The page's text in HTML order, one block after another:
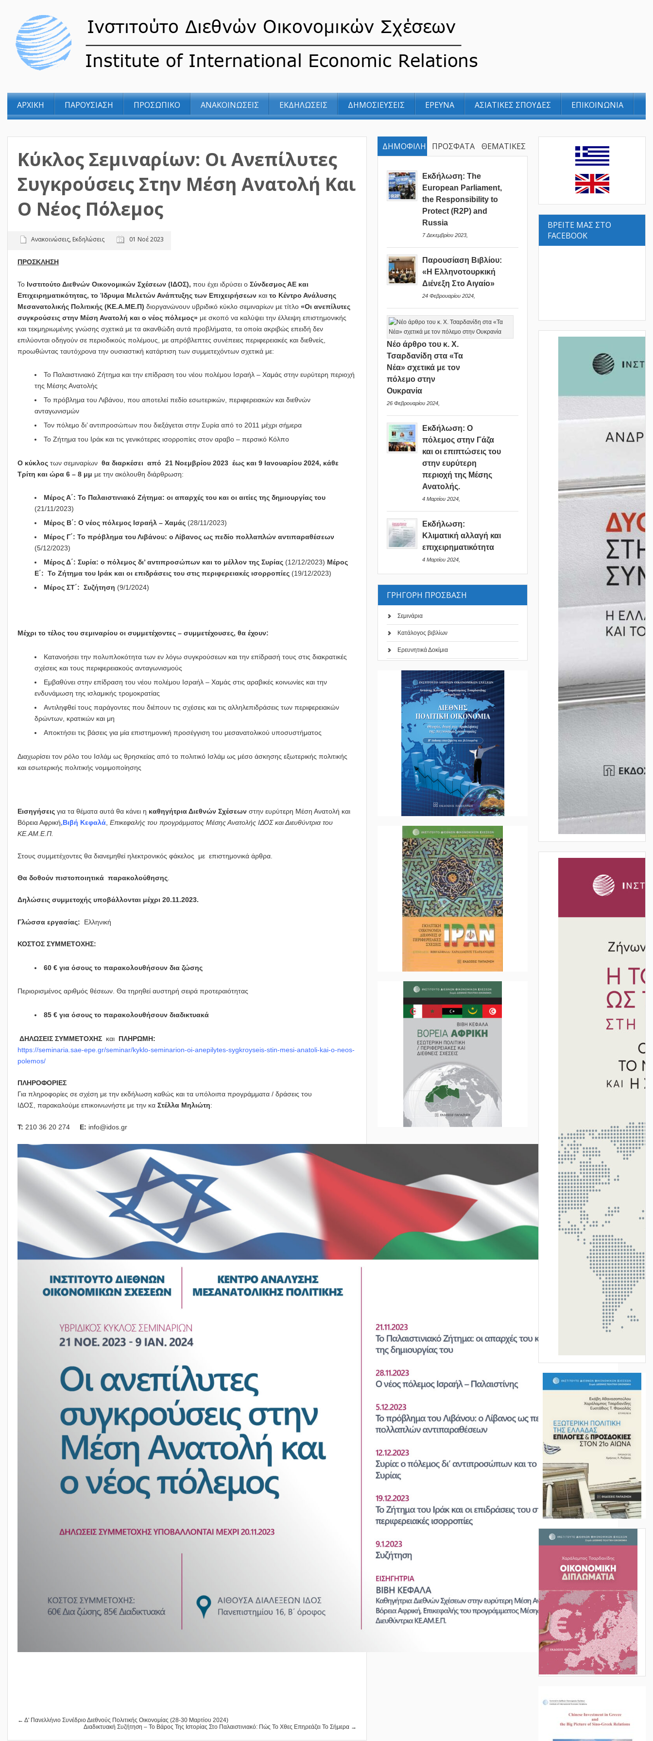
ΑΡΧΙΚΗ ΠΑΡΟΥΣΙΑΣΗ ΠΡΟΣΩΠΙΚΟ ΑΝΑΚΟΙΝΩΣΕΙΣ ΕΚΔΗΛΩΣΕΙΣ ΔΗΜΟΣΙΕΥΣΕΙΣ ΕΡΕΥΝΑ ΑΣΙΑΤΙΚΕΣ ΣΠΟΥΔΕΣ ΕΠΙΚΟΙΝΩΝΙΑ
ΒΡΕΙΤΕ ΜΑΣ ΣΤΟ
FACEBOOK
ΔΗΜΟΦΙΛΗ ΠΡΟΣΦΑΤΑ ΘΕΜΑΤΙΚΕΣ
Eκδήλωση: The
European Parliament,
the Responsibility to
Protect (R2P) and
Russia
7 Δεκεμβρίου 2023,
Παρουσίαση Βιβλίου:
«Η Ελληνοτουρκική
Διένεξη Στο Αιγαίο»
24 Φεβρουαρίου 2024,
Νέο άρθρο του κ. Χ.
Τσαρδανίδη στα «Τα
Νέα» σχετικά με τον
πόλεμο στην
Ουκρανία
26 Φεβρουαρίου 2024,
Εκδήλωση: Ο
πόλεμος στην Γάζα
και οι επιπτώσεις του
στην ευρύτερη
περιοχή της Μέσης
Ανατολής.
4 Μαρτίου 2024,
Εκδήλωση:
Κλιματική αλλαγή και
επιχειρηματικότητα
4 Μαρτίου 2024,
ΓΡΗΓΟΡΗ ΠΡΟΣΒΑΣΗ
Σεμινάρια
Κατάλογος βιβλίων
Ερευνητικά Δοκίμια
Κύκλος Σεμιναρίων: Οι Ανεπίλυτες
Συγκρούσεις Στην Μέση Ανατολή Και
Ο Νέος Πόλεμος
Ανακοινώσεις, Εκδηλώσεις 01 Νοέ 2023
ΠΡΟΣΚΛΗΣΗ
Το Ινστιτούτο Διεθνών Οικονομικών Σχέσεων (ΙΔΟΣ), που έχει ιδρύσει ο Σύνδεσμος ΑΕ και
Επιχειρηματικότητας, το Ίδρυμα Μελετών Ανάπτυξης των Επιχειρήσεων και το Κέντρο Ανάλυσης
Μεσανατολικής Πολιτικής (ΚΕ.Α.ΜΕ.Π) διοργανώνουν υβριδικό κύκλο σεμιναρίων με τίτλο «Οι ανεπίλυτες
συγκρούσεις στην Μέση Ανατολή και ο νέος πόλεμος» με σκοπό να καλύψει την έλλειψη επιστημονικής
και τεκμηριωμένης γνώσης σχετικά με τα ακανθώδη αυτά προβλήματα, τα οποία ακριβώς επειδή δεν
επιλύονται οδηγούν σε περιοδικούς πολέμους, με απρόβλεπτες συνέπειες περιφερειακές και διεθνείς,
προωθώντας ταυτόχρονα την ουσιαστική κατάρτιση των συμμετεχόντων σχετικά με:
Το Παλαιστινιακό Ζήτημα και την επίδραση του νέου πολέμου Ισραήλ – Χαμάς στην ευρύτερη περιοχή
της Μέσης Ανατολής
Το πρόβλημα του Λιβάνου, που αποτελεί πεδίο εσωτερικών, περιφερειακών και διεθνών
ανταγωνισμών
Τον πόλεμο δι’ αντιπροσώπων που διεξάγεται στην Συρία από το 2011 μέχρι σήμερα
Το Ζήτημα του Ιράκ και τις γενικότερες ισορροπίες στον αραβο – περσικό Κόλπο
Ο κύκλος των σεμιναρίων θα διαρκέσει από 21 Νοεμβρίου 2023 έως και 9 Ιανουαρίου 2024, κάθε
Τρίτη και ώρα 6 – 8 μμ με την ακόλουθη διάρθρωση:
Μέρος Α΄: Το Παλαιστινιακό Ζήτημα: οι απαρχές του και οι αιτίες της δημιουργίας του
(21/11/2023)
Μέρος Β΄: Ο νέος πόλεμος Ισραήλ – Χαμάς (28/11/2023)
Μέρος Γ΄: Το πρόβλημα του Λιβάνου: ο Λίβανος ως πεδίο πολλαπλών αντιπαραθέσεων
(5/12/2023)
Μέρος Δ΄: Συρία: ο πόλεμος δι’ αντιπροσώπων και το μέλλον της Συρίας (12/12/2023) Μέρος
Ε΄: Το Ζήτημα του Ιράκ και οι επιδράσεις του στις περιφερειακές ισορροπίες (19/12/2023)
Μέρος ΣΤ΄: Συζήτηση (9/1/2024)
Μέχρι το τέλος του σεμιναρίου οι συμμετέχοντες – συμμετέχουσες, θα έχουν:
Κατανοήσει την πολυπλοκότητα των εν λόγω συγκρούσεων και την επίδρασή τους στις διακρατικές
σχέσεις και τους περιφερειακούς ανταγωνισμούς
Εμβαθύνει στην επίδραση του νέου πολέμου Ισραήλ – Χαμάς στις αραβικές κοινωνίες και την
ενδυνάμωση της ισλαμικής τρομοκρατίας
Αντιληφθεί τους παράγοντες που διέπουν τις σχέσεις και τις αλληλεπιδράσεις των περιφερειακών
δρώντων, κρατικών και μη
Αποκτήσει τις βάσεις για μία επιστημονική προσέγγιση του μεσανατολικού υποσυστήματος
Διαχωρίσει τον ρόλο του Ισλάμ ως θρησκείας από το πολιτικό Ισλάμ ως μέσο άσκησης εξωτερικής πολιτικής
και εσωτερικής πολιτικής νομιμοποίησης
Εισηγήσεις για τα θέματα αυτά θα κάνει η καθηγήτρια Διεθνών Σχέσεων στην ευρύτερη Μέση Ανατολή και
Βόρεια Αφρική,Βιβή Κεφαλά, Επικεφαλής του προγράμματος Μέσης Ανατολής ΙΔΟΣ και Διευθύντρια του
ΚΕ.ΑΜ.Ε.Π.
Στους συμμετέχοντες θα διανεμηθεί ηλεκτρονικός φάκελος με επιστημονικά άρθρα.
Θα δοθούν πιστοποιητικά παρακολούθησης
Δηλώσεις συμμετοχής υποβάλλονται μέχρι 20.11.2023.
Γλώσσα εργασίας: Ελληνική
ΚΟΣΤΟΣ ΣΥΜΜΕΤΟΧΗΣ:
60 € για όσους το παρακολουθήσουν δια ζώσης
Περιορισμένος αριθμός θέσεων. Θα τηρηθεί αυστηρή σειρά προτεραιότητας
85 € για όσους το παρακολουθήσουν διαδικτυακά
ΔΗΛΩΣΕΙΣ ΣΥΜΜΕΤΟΧΗΣ και ΠΛΗΡΩΜΗ:
https://seminaria.sae-epe.gr/seminar/kyklo-seminarion-oi-anepilytes-sygkroyseis-stin-mesi-anatoli-kai-o-neos-
polemos/
ΠΛΗΡΟΦΟΡΙΕΣ
Για πληροφορίες σε σχέση με την εκδήλωση καθώς και τα υπόλοιπα προγράμματα / δράσεις του
ΙΔΟΣ, παρακαλούμε επικοινωνήστε με την κα Στέλλα Μηλιώτη:
T: 210 36 20 274 E: info@idos.gr
← Δ' Πανελλήνιο Συνέδριο Διεθνούς Πολιτικής Οικονομίας (28-30 Μαρτίου 2024)
Διαδικτυακή Συζήτηση – Το Βάρος Της Ιστορίας Στο Παλαιστινιακό: Πώς Το Χθες Επηρεάζει Το Σήμερα →